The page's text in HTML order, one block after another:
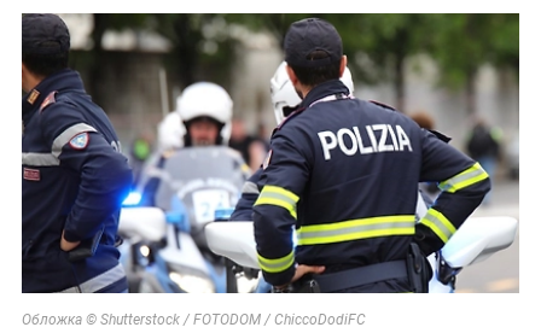
Обложка © Shutterstock / FOTODOM / ChiccoDodiFC